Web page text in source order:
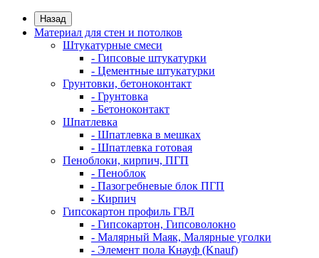
Назад
Материал для стен и потолков
Штукатурные смеси
- Гипсовые штукатурки
- Цементные штукатурки
Грунтовки, бетоноконтакт
- Грунтовка
- Бетоноконтакт
Шпатлевка
- Шпатлевка в мешках
- Шпатлевка готовая
Пеноблоки, кирпич, ПГП
- Пеноблок
- Пазогребневые блок ПГП
- Кирпич
Гипсокартон профиль ГВЛ
- Гипсокартон, Гипсоволокно
- Малярный Маяк, Малярные уголки
- Элемент пола Кнауф (Knauf)